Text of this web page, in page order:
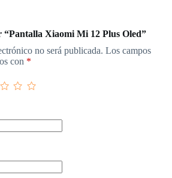
“Pantalla Xiaomi Mi 12 Plus Oled”
no será publicada. Los campos
con *